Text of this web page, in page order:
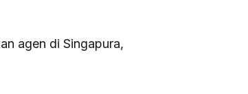
agen di Singapura,